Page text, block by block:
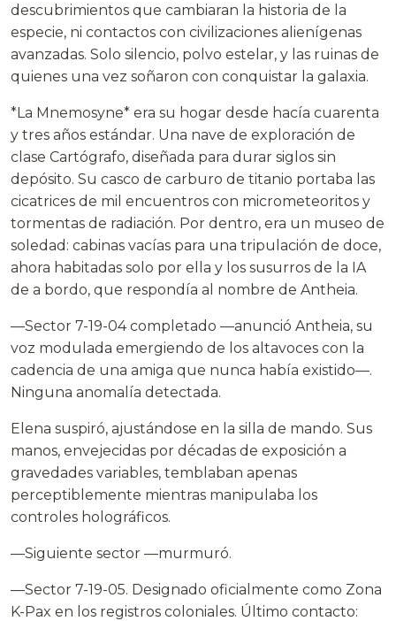
descubrimientos que cambiaran la historia de la
especie, ni contactos con civilizaciones alienígenas
avanzadas. Solo silencio, polvo estelar, y las ruinas de
quienes una vez soñaron con conquistar la galaxia.
*La Mnemosyne* era su hogar desde hacía cuarenta
y tres años estándar. Una nave de exploración de
clase Cartógrafo, diseñada para durar siglos sin
depósito. Su casco de carburo de titanio portaba las
cicatrices de mil encuentros con micrometeoritos y
tormentas de radiación. Por dentro, era un museo de
soledad: cabinas vacías para una tripulación de doce,
ahora habitadas solo por ella y los susurros de la IA
de a bordo, que respondía al nombre de Antheia.
—Sector 7-19-04 completado —anunció Antheia, su
voz modulada emergiendo de los altavoces con la
cadencia de una amiga que nunca había existido—.
Ninguna anomalía detectada.
Elena suspiró, ajustándose en la silla de mando. Sus
manos, envejecidas por décadas de exposición a
gravedades variables, temblaban apenas
perceptiblemente mientras manipulaba los
controles holográficos.
—Siguiente sector —murmuró.
—Sector 7-19-05. Designado oficialmente como Zona
K-Pax en los registros coloniales. Último contacto: